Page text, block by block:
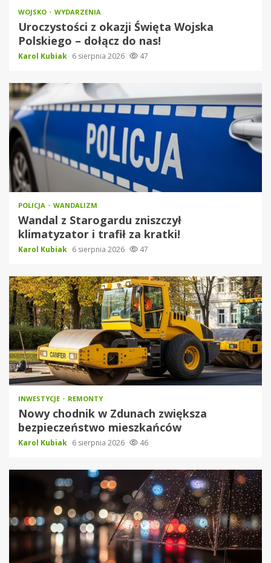
WOJSKO WYDARZENIA
Uroczystości z okazji Święta Wojska
Polskiego – dołącz do nas!
Karol Kubiak 6 sierpnia 2026 47
POLICJA WANDALIZM
Wandal z Starogardu zniszczył
klimatyzator i trafił za kratki!
Karol Kubiak 6 sierpnia 2026 47
INWESTYCJE REMONTY
Nowy chodnik w Zdunach zwiększa
bezpieczeństwo mieszkańców
Karol Kubiak 6 sierpnia 2026 46